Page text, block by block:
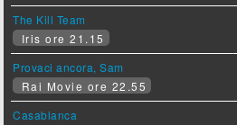
The Kill Team
Iris ore 21.15
Provaci ancora, Sam
Rai Movie ore 22.55
Casablanca